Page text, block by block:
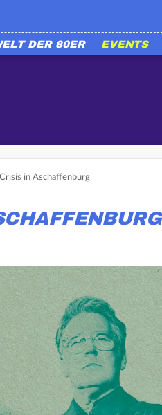
DER 80ER EVENTS
in Aschaffenburg